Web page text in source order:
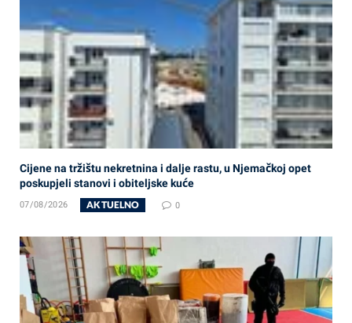
Cijene na tržištu nekretnina i dalje rastu, u Njemačkoj opet
poskupjeli stanovi i obiteljske kuće
07/08/2026 AKTUELNO 0